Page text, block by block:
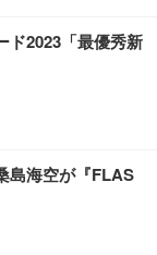
ラック)
ア 疲れない テレ
度ロッキング機
ね上げ式アーム
ワイト)
ェア 肘なし メ
き 腰サポート ガ
ー付き コンパク
ンチ 液晶モニタ
沢 HDMI/DisplayP
スイベル VESA対
GRAPHT THE S
ゲーミン
量子ドット 残
【Amazon.co.jp
マ ペットシーツ
(ケース販売)
厚型 お徳用 レギ
定】
ド2023「最優秀新
島海空が『FLAS